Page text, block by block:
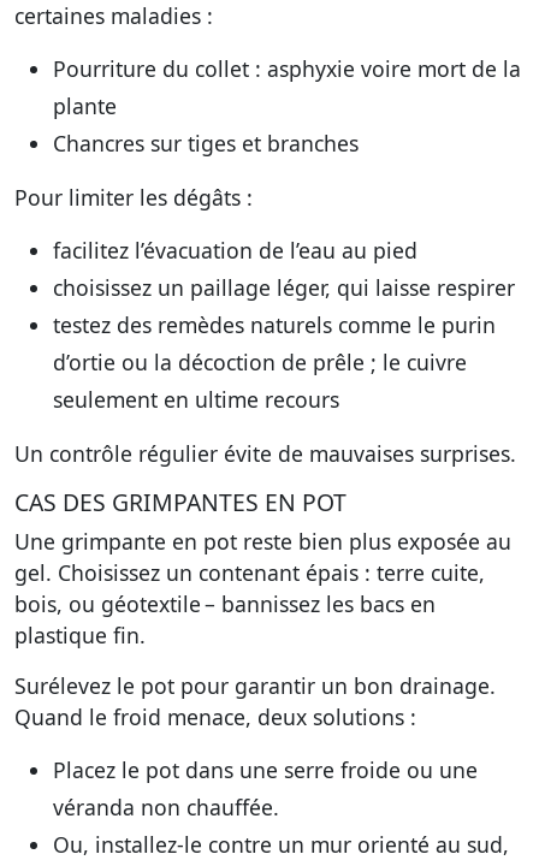
certaines maladies :
Pourriture du collet : asphyxie voire mort de la
plante
Chancres sur tiges et branches
Pour limiter les dégâts :
facilitez l’évacuation de l’eau au pied
choisissez un paillage léger, qui laisse respirer
testez des remèdes naturels comme le purin
d’ortie ou la décoction de prêle ; le cuivre
seulement en ultime recours
Un contrôle régulier évite de mauvaises surprises.
CAS DES GRIMPANTES EN POT
Une grimpante en pot reste bien plus exposée au
gel. Choisissez un contenant épais : terre cuite,
bois, ou géotextile – bannissez les bacs en
plastique fin.
Surélevez le pot pour garantir un bon drainage.
Quand le froid menace, deux solutions :
Placez le pot dans une serre froide ou une
véranda non chauffée.
Ou, installez-le contre un mur orienté au sud,